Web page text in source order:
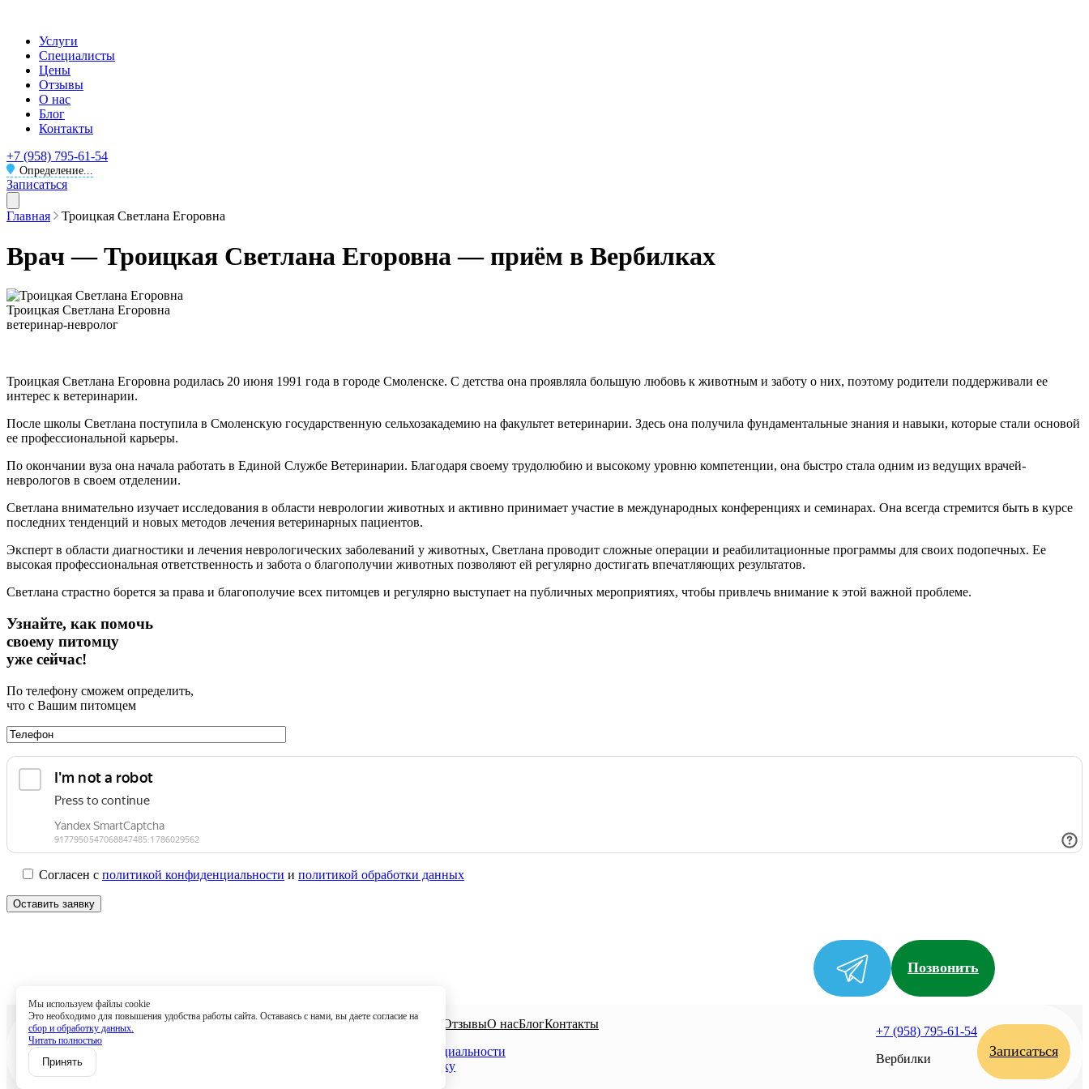
Услуги
Специалисты
Цены
Отзывы
О нас
Блог
Контакты
+7 (958) 795-61-54
Определение...
Записаться
Главная Троицкая Светлана Егоровна
Врач — Троицкая Светлана Егоровна — приём в Вербилках
Троицкая Светлана Егоровна
ветеринар-невролог
Троицкая Светлана Егоровна родилась 20 июня 1991 года в городе Смоленске. С детства она проявляла большую любовь к животным и заботу о них, поэтому родители поддерживали ее
интерес к ветеринарии.
После школы Светлана поступила в Смоленскую государственную сельхозакадемию на факультет ветеринарии. Здесь она получила фундаментальные знания и навыки, которые стали основой
ее профессиональной карьеры.
По окончании вуза она начала работать в Единой Службе Ветеринарии. Благодаря своему трудолюбию и высокому уровню компетенции, она быстро стала одним из ведущих врачей-
неврологов в своем отделении.
Светлана внимательно изучает исследования в области неврологии животных и активно принимает участие в международных конференциях и семинарах. Она всегда стремится быть в курсе
последних тенденций и новых методов лечения ветеринарных пациентов.
Эксперт в области диагностики и лечения неврологических заболеваний у животных, Светлана проводит сложные операции и реабилитационные программы для своих подопечных. Ее
высокая профессиональная ответственность и забота о благополучии животных позволяют ей регулярно достигать впечатляющих результатов.
Светлана страстно борется за права и благополучие всех питомцев и регулярно выступает на публичных мероприятиях, чтобы привлечь внимание к этой важной проблеме.
Узнайте, как помочь
своему питомцу
уже сейчас!
По телефону сможем определить,
что с Вашим питомцем
Согласен с политикой конфиденциальности и политикой обработки данных
Мы используем файлы cookie
Это необходимо для повышения удобства работы сайта. Оставаясь с нами, вы даете согласие на
сбор и обработку данных.
Читать полностью
Принять
Позвонить
УслугиСпециалистыЦены ОтзывыО насБлогКонтакты
Политика конфиденциальности
Согласие на обработку
+7 (958) 795-61-54
Вербилки
Записаться